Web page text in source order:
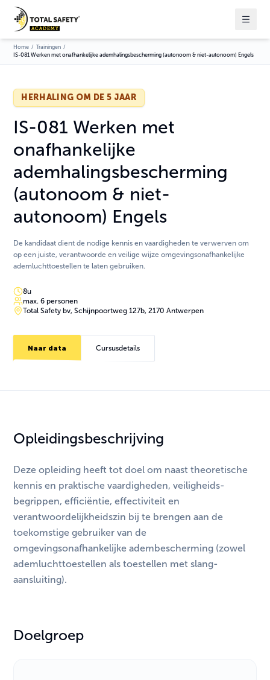
Home / Trainingen /
IS-081 Werken met onafhankelijke ademhalingsbescherming (autonoom & niet-autonoom) Engels
HERHALING OM DE 5 JAAR
IS-081 Werken met
onafhankelijke
ademhalingsbescherming
(autonoom & niet-
autonoom) Engels
De kandidaat dient de nodige kennis en vaardigheden te verwerven om
op een juiste, verantwoorde en veilige wijze omgevingsonafhankelijke
ademluchttoestellen te laten gebruiken.
8u
max. 6 personen
Total Safety bv, Schijnpoortweg 127b, 2170 Antwerpen
Naar data Cursusdetails
Opleidingsbeschrijving
Deze opleiding heeft tot doel om naast theoretische
kennis en praktische vaardigheden, veiligheids-
begrippen, efficiëntie, effectiviteit en
verantwoordelijkheidszin bij te brengen aan de
toekomstige gebruiker van de
omgevingsonafhankelijke adembescherming (zowel
ademluchttoestellen als toestellen met slang-
aansluiting).
Doelgroep